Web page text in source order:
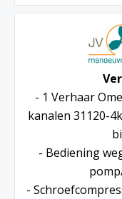
- 1 Verhaar
kanalen 31120-
- Bediening
-